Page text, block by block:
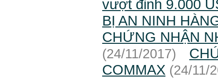
vượt đỉnh 9.000
BỊ AN NINH
CHỨNG NHẬN
(24/11/2017)
COMMAX (24/11/